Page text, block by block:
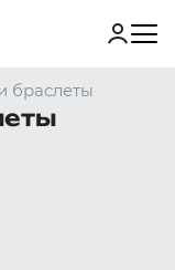
браслеты